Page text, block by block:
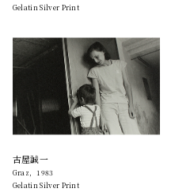
Gelatin Silver Print
古屋誠一
Graz，1983
Gelatin Silver Print